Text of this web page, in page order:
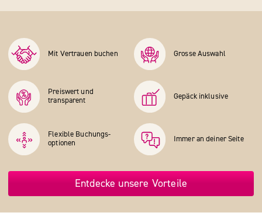
Mit Vertrauen buchen Grosse Auswahl
Preiswert und
transparent
Gepäck inklusive
Flexible Buchungs­
optionen
Immer an deiner Seite
Entdecke unsere Vorteile